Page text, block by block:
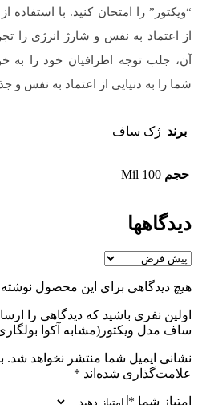
“ویکتور” را امتحان کنید. با
از اعتماد به نفس و شارژ انرژی را
آن، جلب توجه اطرافیان خود را به
شما را به دنیایی از اعتماد به نفس و
برند ژک ساف
حجم 100 Mil
دیدگاهها
هیچ دیدگاهی برای این محصول
اولین نفری باشید که دیدگاهی را
ساف مدل ویکتور(مشابه آکوا
نشانی ایمیل شما منتشر نخواهد شد.
علامت‌گذاری شده‌اند *
امتیاز شما *